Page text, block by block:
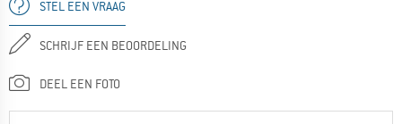
STEL EEN VRAAG
SCHRIJF EEN BEOORDELING
DEEL EEN FOTO